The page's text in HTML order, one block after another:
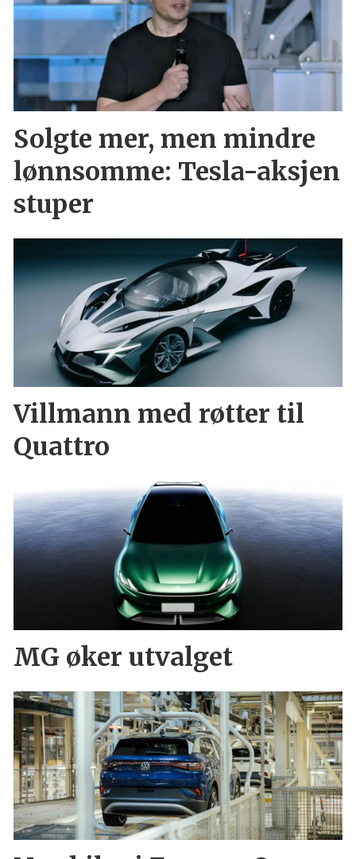
Solgte mer, men mindre
lønnsomme: Tesla-aksjen
stuper
Villmann med røtter til
Quattro
MG øker utvalget